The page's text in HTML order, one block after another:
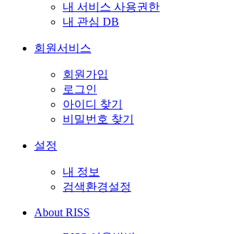
내 서비스 사용권한
내 관심 DB
회원서비스
회원가입
로그인
아이디 찾기
비밀번호 찾기
설정
내 정보
검색환경설정
About RISS